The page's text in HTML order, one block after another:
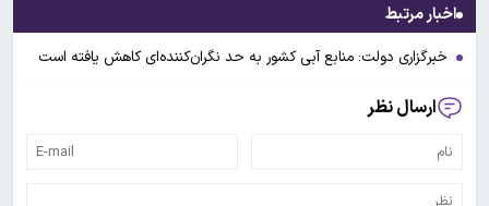
اخبار مرتبط
خبرگزاری دولت: منابع آبی کشور به حد نگران‌کننده‌ای کاهش یافته است
ارسال نظر